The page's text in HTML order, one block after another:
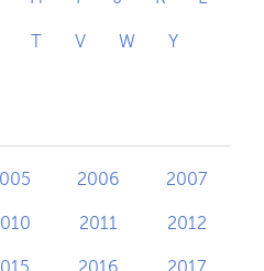
T V W Y
2006 2007
2011 2012